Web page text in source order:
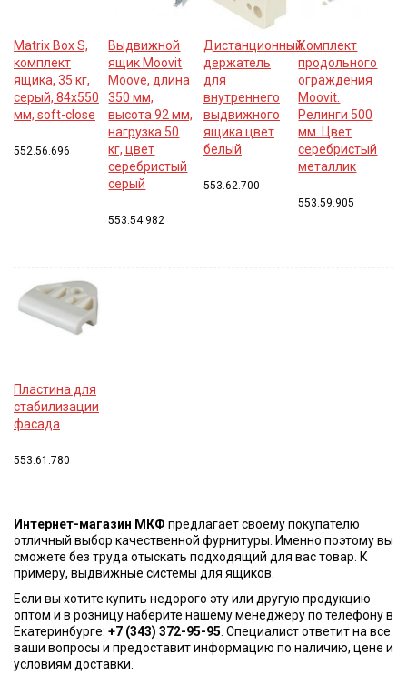
Matrix Box S,
комплект
ящика, 35 кг,
серый, 84x550
мм, soft-close
552.56.696
Выдвижной
ящик Moovit
Moove, длина
350 мм,
высота 92 мм,
нагрузка 50
кг, цвет
серебристый
серый
553.54.982
Дистанционный
держатель
для
внутреннего
выдвижного
ящика цвет
белый
553.62.700
Комплект
продольного
ограждения
Moovit.
Релинги 500
мм. Цвет
серебристый
металлик
553.59.905
Пластина для
стабилизации
фасада
553.61.780
Интернет-магазин МКФ предлагает своему покупателю
отличный выбор качественной фурнитуры. Именно поэтому вы
сможете без труда отыскать подходящий для вас товар. К
примеру, выдвижные системы для ящиков.
Если вы хотите купить недорого эту или другую продукцию
оптом и в розницу наберите нашему менеджеру по телефону в
Екатеринбурге: +7 (343) 372-95-95 . Специалист ответит на все
ваши вопросы и предоставит информацию по наличию, цене и
условиям доставки.